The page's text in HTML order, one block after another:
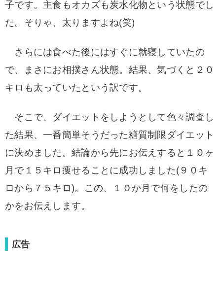
子です。主食もオカズも炭水化物という状態でし
た。そりゃ、太りますよね(笑)
さらには食べた後にはすぐに就寝していたの
で、まさにお相撲さん状態。結果、気づくと２０
キロも太っていたという訳です。
そこで、ダイエットをしようとして色々調査し
た結果、一番簡単そうだった糖質制限ダイエット
に決めました。結論から先にお伝えすると１０ヶ
月で１５キロ痩せることに成功しました(９０キ
ロから７５キロ)。この、１０か月で何をしたの
かをお伝えします。
広告